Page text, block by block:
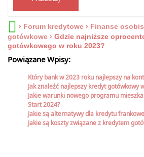
› Forum kredytowe › Finanse
gotówkowe › Gdzie najniższe
gotówkowego w roku 2023?
Powiązane Wpisy:
Który bank w 2023 roku najlepszy na
Jak znaleźć najlepszy kredyt gotówkowy
Jakie warunki nowego programu
Start 2024?
Jakie są alternatywy dla kredytu
Jakie są koszty związane z kredytem